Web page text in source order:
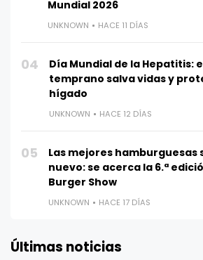
Mundial 2026
UNKNOWN HACE 11 DÍAS
04
Día Mundial de la Hepatitis:
temprano salva vidas y
hígado
UNKNOWN HACE 12 DÍAS
05
Las mejores hamburguesas
nuevo: se acerca la 6.ª
Burger Show
UNKNOWN HACE 17 DÍAS
Últimas noticias